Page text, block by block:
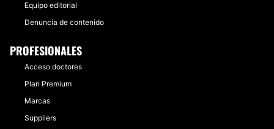
Equipo editorial
Denuncia de contenido
PROFESIONALES
Acceso doctores
Plan Premium
Marcas
Suppliers